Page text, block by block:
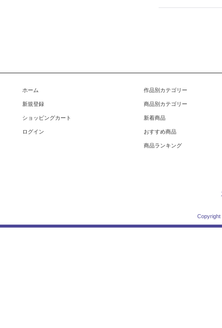
ホーム
新規登録
ショッピングカート
ログイン
作品別カテゴリー
商品別カテゴリー
新着商品
おすすめ商品
商品ランキング
Copyright